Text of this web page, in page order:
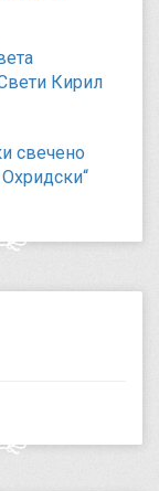
Кирил
свечено